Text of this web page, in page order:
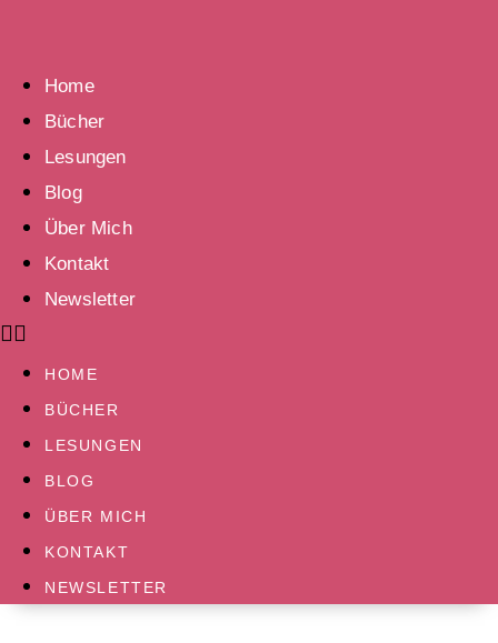
Home
Bücher
Lesungen
Blog
Über Mich
Kontakt
Newsletter
HOME
BÜCHER
LESUNGEN
BLOG
ÜBER MICH
KONTAKT
NEWSLETTER